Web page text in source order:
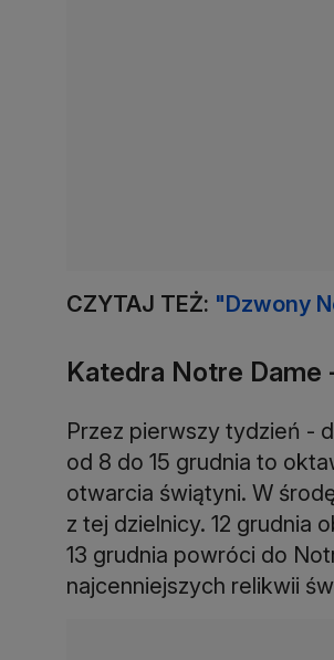
CZYTAJ TEŻ: "Dzwony
Katedra Notre Dame
Przez pierwszy tydzień -
od 8 do 15 grudnia to
otwarcia świątyni. W
z tej dzielnicy. 12 grudnia
13 grudnia powróci do
najcenniejszych relikwii